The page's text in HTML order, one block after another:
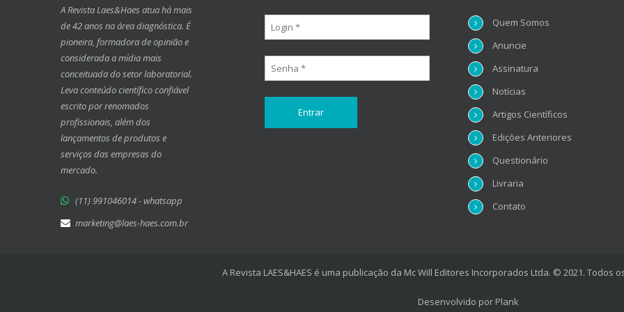
A Revista Laes&Haes atua há mais
de 42 anos na área diagnóstica. É
pioneira, formadora de opinião e
considerada a mídia mais
conceituada do setor laboratorial.
Leva conteúdo científico confiável
escrito por renomados
profissionais, além dos
lançamentos de produtos e
serviços das empresas do
mercado.
(11) 991046014 - whatsapp
marketing@laes-haes.com.br
Quem Somos
Anuncie
Assinatura
Notícias
Artigos Científicos
Edições Anteriores
Questionário
Livraria
Contato
A Revista LAES&HAES é uma publicação da Mc Will Editores Incorporados Ltda. © 2021. Todos
Desenvolvido por Plank